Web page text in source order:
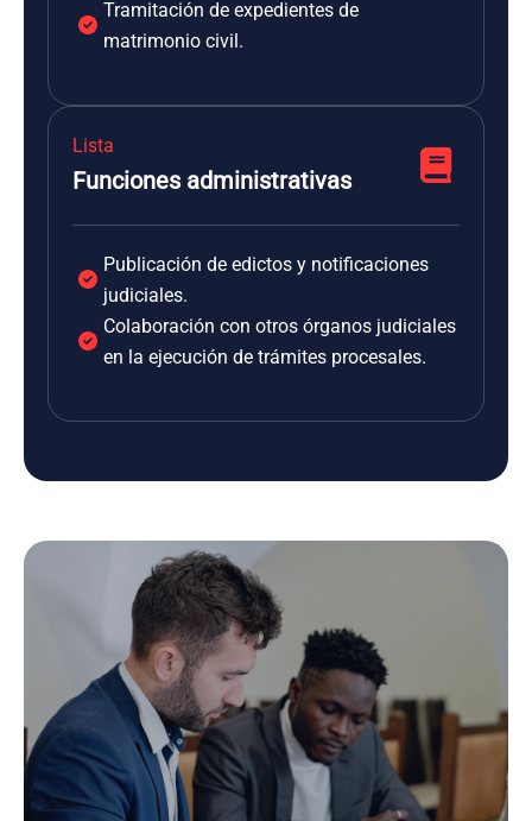
Tramitación de expedientes de
matrimonio civil.
Lista
Funciones administrativas
Publicación de edictos y notificaciones
judiciales.
Colaboración con otros órganos judiciales
en la ejecución de trámites procesales.